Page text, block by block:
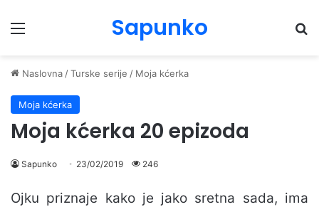
Menu Sapunko
Naslovna /Turske serije / Moja kćerka
Moja kćerka
Moja kćerka 20 epizoda
Sapunko 23/02/2019 246
Ojku priznaje kako je jako sretna sada, ima